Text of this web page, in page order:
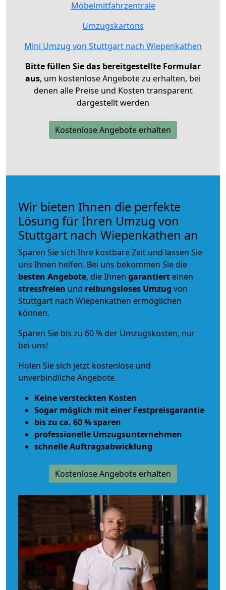
Möbelmitfahrzentrale
Umzugskartons
Mini Umzug von Stuttgart nach Wiepenkathen
Bitte füllen Sie das bereitgestellte Formular
aus, um kostenlose Angebote zu erhalten, bei
denen alle Preise und Kosten transparent
dargestellt werden
Kostenlose Angebote erhalten
Wir bieten Ihnen die perfekte
Lösung für Ihren Umzug von
Stuttgart nach Wiepenkathen an
Sparen Sie sich Ihre kostbare Zeit und lassen Sie
uns Ihnen helfen. Bei uns bekommen Sie die
besten Angebote, die Ihnen garantiert einen
stressfreien und reibungsloses Umzug von
Stuttgart nach Wiepenkathen ermöglichen
können.
Sparen Sie bis zu 60 % der Umzugskosten, nur
bei uns!
Holen Sie sich jetzt kostenlose und
unverbindliche Angebote.
Keine versteckten Kosten
Sogar möglich mit einer Festpreisgarantie
bis zu ca. 60 % sparen
professionelle Umzugsunternehmen
schnelle Auftragsabwicklung
Kostenlose Angebote erhalten